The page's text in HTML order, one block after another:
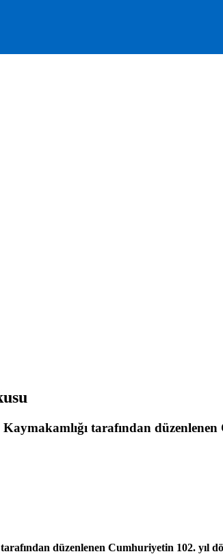
tarafından
düzenlenen Cumhuriyetin 102. yıl